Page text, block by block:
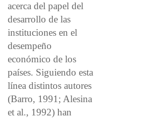
acerca del papel del
desarrollo de las
instituciones en el
desempeño
económico de los
países. Siguiendo esta
línea distintos autores
(Barro, 1991; Alesina
et al., 1992) han